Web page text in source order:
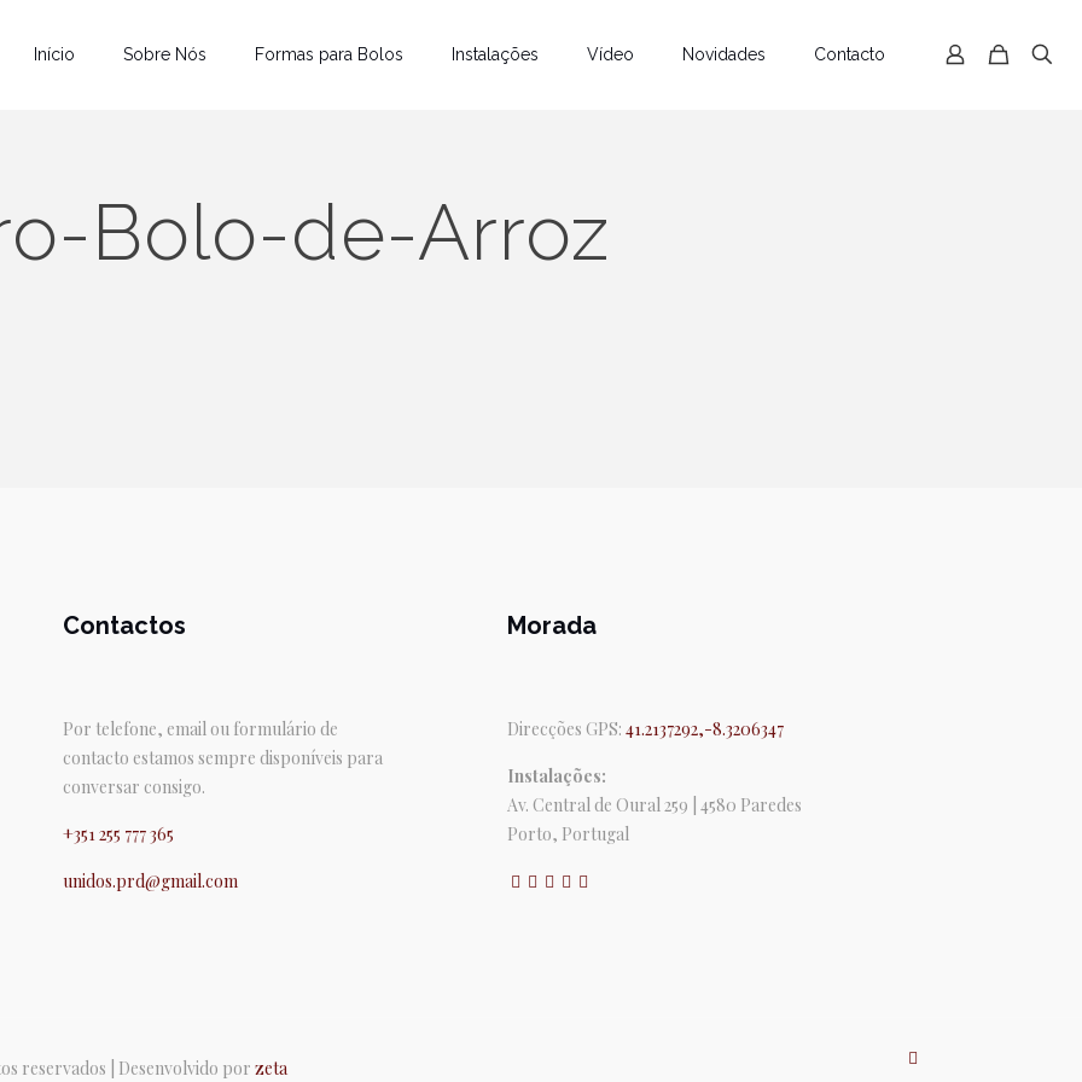
Início Sobre Nós Formas para Bolos Instalações Vídeo Novidades Contacto
Bolo-de-Arroz
Contactos
Por telefone, email ou formulário de
contacto estamos sempre disponíveis para
conversar consigo.
+351 255 777 365
unidos.prd@gmail.com
Morada
Direcções GPS: 41.2137292,-8.3206347
Instalações:
Av. Central de Oural 259 | 4580 Paredes
Porto, Portugal
reservados | Desenvolvido por zeta